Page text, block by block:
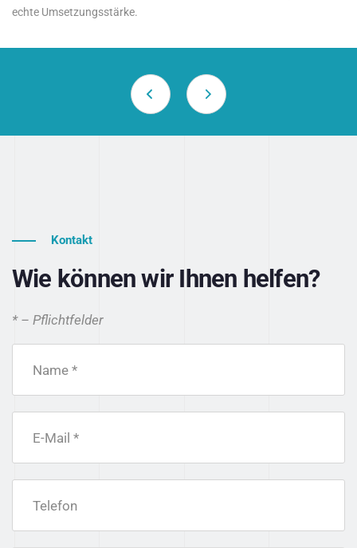
echte Umsetzungsstärke.
Kontakt
Wie können wir Ihnen helfen?
* – Pflichtfelder
Name *
E-Mail *
Telefon